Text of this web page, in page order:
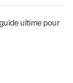
ultime pour